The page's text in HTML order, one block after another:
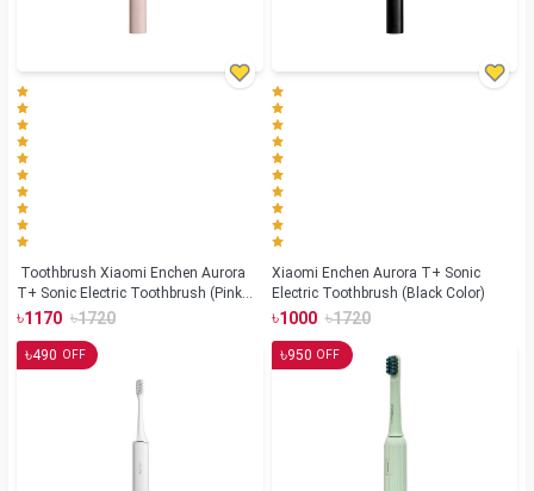
Toothbrush Xiaomi Enchen Aurora
T+ Sonic Electric Toothbrush (Pink
Color)
৳1170 ৳1720
Xiaomi Enchen Aurora T+ Sonic
Electric Toothbrush (Black Color)
৳1000 ৳1720
৳490 OFF ৳950 OFF